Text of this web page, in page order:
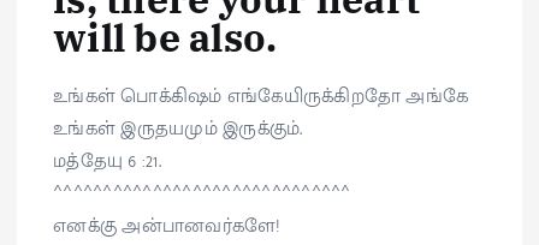
will be also.
உங்கள் பொக்கிஷம் எங்கேயிருக்கிறதோ அங்கே
உங்கள் இருதயமும் இருக்கும்.
மத்தேயு 6 :21.
^^^^^^^^^^^^^^^^^^^^^^^^^^^^^^
எனக்கு அன்பானவர்களே!